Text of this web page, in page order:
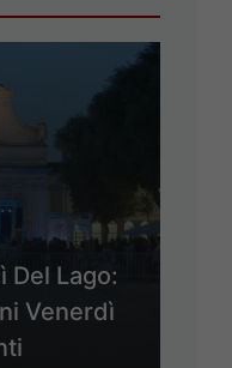
Del Lago:
Venerdì